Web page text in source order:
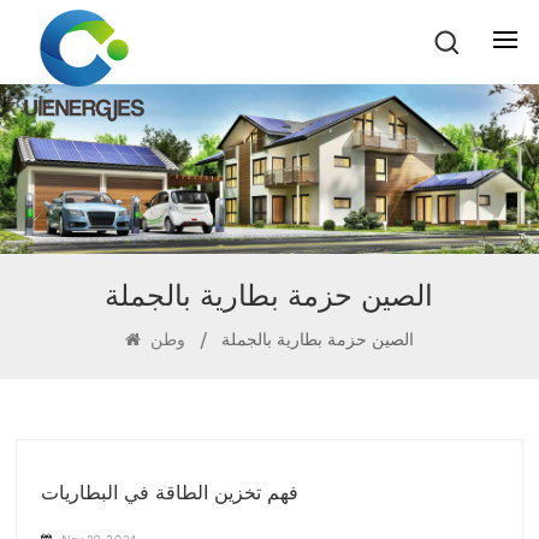
الصين حزمة بطارية بالجملة
وطن / الصين حزمة بطارية بالجملة
فهم تخزين الطاقة في البطاريات